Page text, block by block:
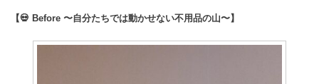
【💀 Before 〜自分たちでは動かせない不用品の山〜】